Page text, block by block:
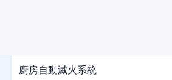
廚房自動滅火系統